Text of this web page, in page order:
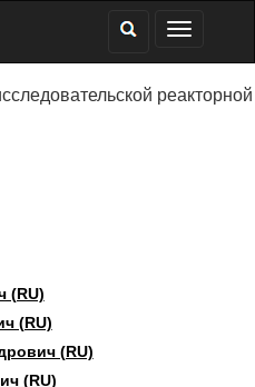
реакторной
(RU)
(RU)
(RU)
(RU)